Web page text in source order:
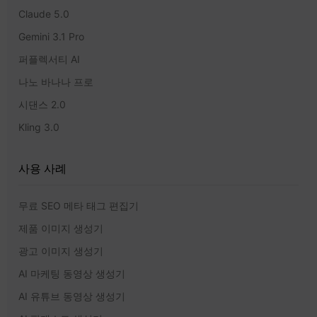
Claude 5.0
Gemini 3.1 Pro
퍼플렉서티 AI
나노 바나나 프로
시댄스 2.0
Kling 3.0
사용 사례
무료 SEO 메타 태그 편집기
제품 이미지 생성기
광고 이미지 생성기
AI 마케팅 동영상 생성기
AI 유튜브 동영상 생성기